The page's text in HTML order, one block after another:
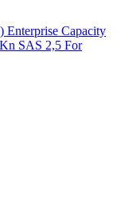
Enterprise Capacity
SAS 2,5 For